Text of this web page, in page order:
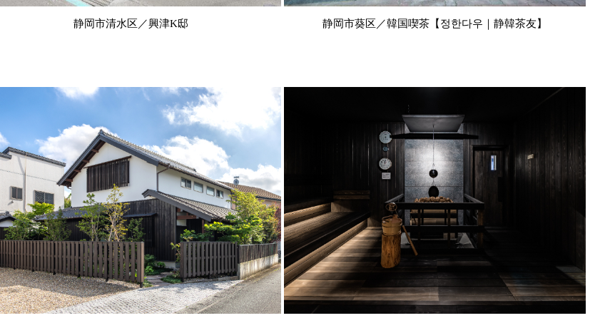
静岡市清水区／興津K邸 静岡市葵区／韓国喫茶【정한다우｜静韓茶友】